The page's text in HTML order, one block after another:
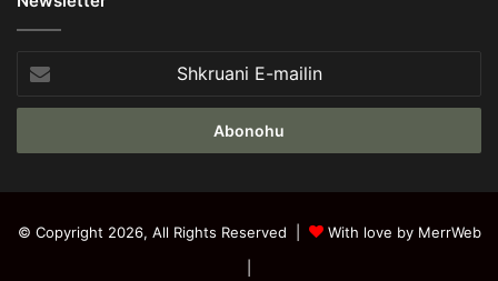
E-
mailin
© Copyright 2026, All Rights Reserved |
With love by MerrWeb